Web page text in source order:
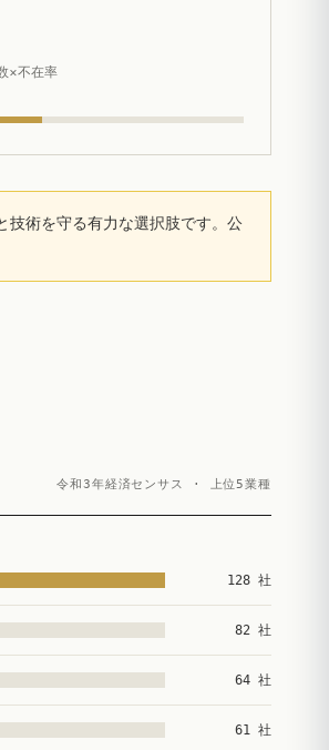
×不在率
技術を守る有力な選択肢です。公
令和3年経済センサス · 上位5業種
128 社
82 社
64 社
61 社